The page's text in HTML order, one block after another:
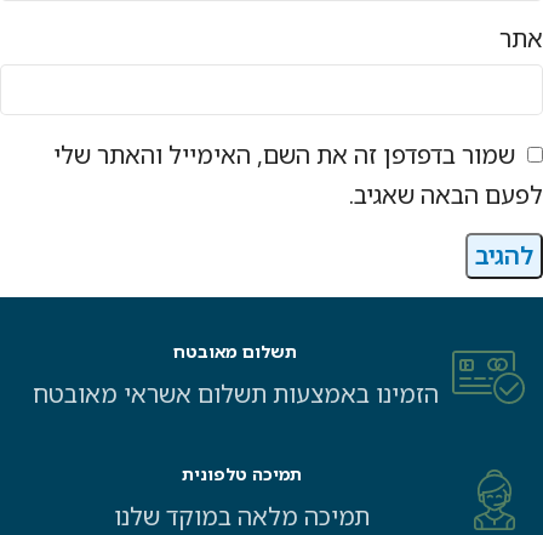
אתר
שמור בדפדפן זה את השם, האימייל והאתר שלי
לפעם הבאה שאגיב.
תשלום מאובטח
הזמינו באמצעות תשלום אשראי מאובטח
תמיכה טלפונית
תמיכה מלאה במוקד שלנו